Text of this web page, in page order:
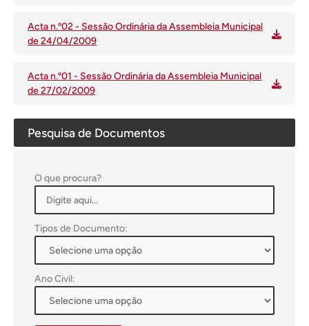
Pesquisa de Documentos
O que procura?
Tipos de Documento:
Ano Civil:
Acta n.º02 - Sessão Ordinária da Assembleia Municipal
de 24/04/2009
Acta n.º01 - Sessão Ordinária da Assembleia Municipal
de 27/02/2009